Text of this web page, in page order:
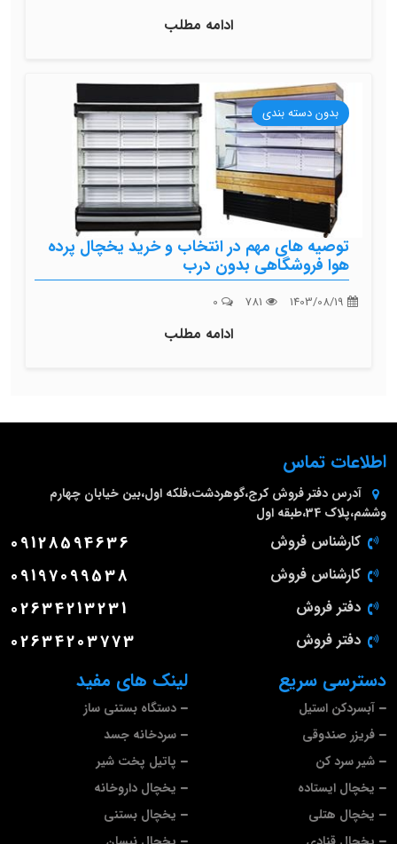
ادامه مطلب
بدون دسته بندی
توصیه های مهم در انتخاب و خرید یخچال پرده
هوا فروشگاهی بدون درب
ادامه مطلب
لینک های مفید
دستگاه بستنی ساز
سردخانه جسد
پاتیل پخت شیر
یخچال داروخانه
یخچال بستنی
دسترسی سریع
آبسردکن استیل
فریزر صندوقی
شیر سرد کن
یخچال ایستاده
یخچال هتلی
اطلاعات تماس
آدرس دفتر فروش کرج،گوهردشت،فلکه اول،بین خیابان چهارم
وششم،پلاک 34،طبقه اول
کارشناس فروش 09128594636
کارشناس فروش 09197099538
دفتر فروش 02634213231
دفتر فروش 02634203773